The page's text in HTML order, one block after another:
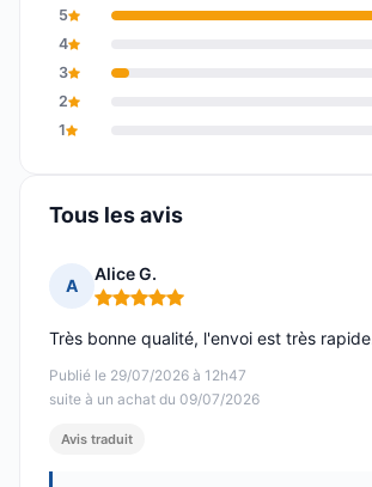
5
4
3
2
1
Tous les avis
A
Alice G.
Note : 5 sur 5
Publié le 29/07/2026 à 12h47
suite à un achat du 09/07/2026
Très bonne qualité, l'envoi est très
Avis traduit